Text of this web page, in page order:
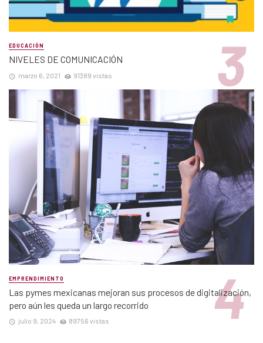
EDUCACIÓN
NIVELES DE COMUNICACIÓN
marzo 6, 2021 91389 vistas
EMPRENDIMIENTO
Las pymes mexicanas mejoran sus procesos de digitalización,
pero aún les queda un largo recorrido
julio 9, 2024 89756 vistas